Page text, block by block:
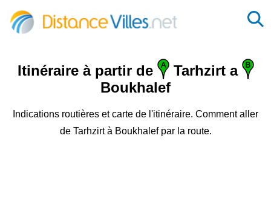
Itinéraire à partir de
Tarhzirt a
Boukhalef
Indications routières et carte de l'itinéraire. Comment aller
de Tarhzirt à Boukhalef par la route.